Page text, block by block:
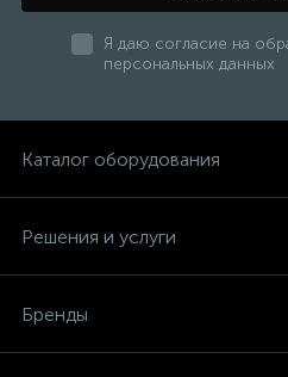
Я даю согласие на
персональных данных
Каталог оборудования
Решения и услуги
Бренды